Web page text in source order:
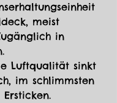
meist
in
Luftqualität sinkt
im schlimmsten